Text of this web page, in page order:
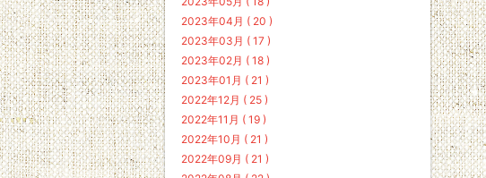
2023年04月 ( 20 )
2023年03月 ( 17 )
2023年02月 ( 18 )
2023年01月 ( 21 )
2022年12月 ( 25 )
2022年11月 ( 19 )
2022年10月 ( 21 )
2022年09月 ( 21 )